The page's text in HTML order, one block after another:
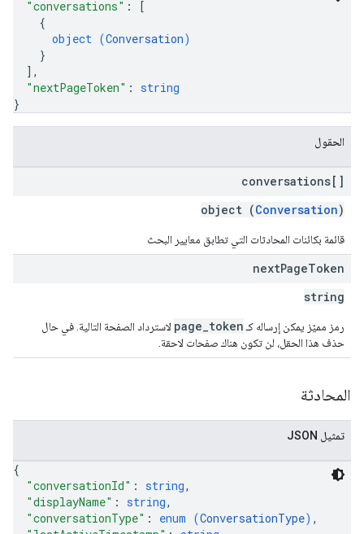
"conversations" :
[
{
object (Conversation)
}
] ,
"nextPageToken" : string
}
الحقول
conversations[]
object (Conversation)
قائمة بكائنات المحادثات التي تطابق معايير البحث
nextPageToken
string
رمز مميّز يمكن إرساله كـ page_token لاسترداد الصفحة التالية. في حال
حذف هذا الحقل، لن تكون هناك صفحات لاحقة.
المحادثة
تمثيل JSON
{
"conversationId" : string,
"displayName" : string,
"conversationType" : enum (ConversationType) ,